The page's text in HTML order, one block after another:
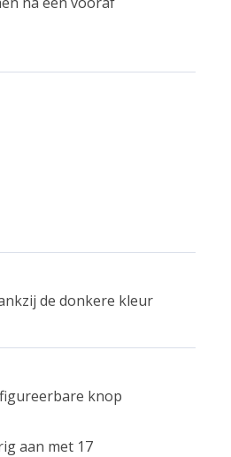
de donkere kleur
knop
aan met 17